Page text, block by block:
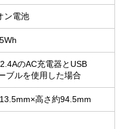
ン電池
のAC充電器とUSB
ブルを使用した場合
高さ約94.5mm